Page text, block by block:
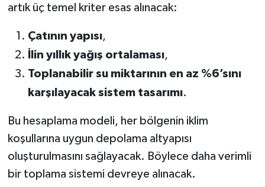
artık üç temel kriter esas alınacak:
Çatının yapısı,
İlin yıllık yağış ortalaması,
Toplanabilir su miktarının en az %6’sını
karşılayacak sistem tasarımı.
Bu hesaplama modeli, her bölgenin iklim
koşullarına uygun depolama altyapısı
oluşturulmasını sağlayacak. Böylece daha verimli
bir toplama sistemi devreye alınacak.